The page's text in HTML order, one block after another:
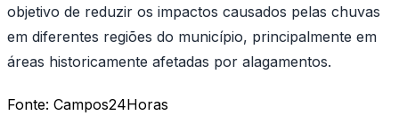
objetivo de reduzir os impactos causados pelas chuvas
em diferentes regiões do município, principalmente em
áreas historicamente afetadas por alagamentos.
Fonte: Campos24Horas